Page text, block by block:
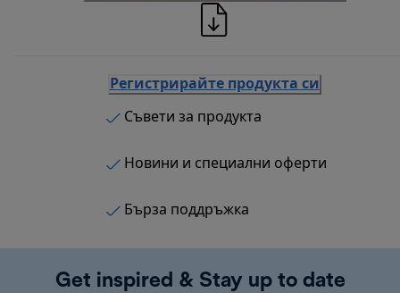
Регистрирайте продукта си
Съвети за продукта
Новини и специални оферти
Бърза поддръжка
Get inspired & Stay up to date